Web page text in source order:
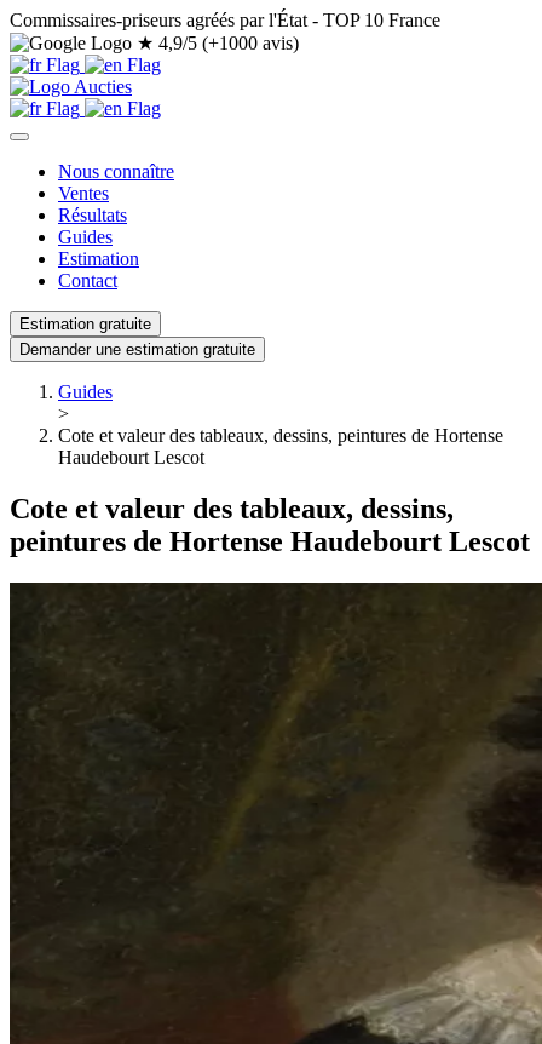
Commissaires-priseurs agréés par l'État - TOP 10 France
★ 4,9/5 (+1000 avis)
Nous connaître
Ventes
Résultats
Guides
Estimation
Contact
Estimation gratuite
Demander une estimation gratuite
Guides
>
Cote et valeur des tableaux, dessins, peintures de Hortense
Haudebourt Lescot
Cote et valeur des tableaux, dessins,
peintures de Hortense Haudebourt Lescot